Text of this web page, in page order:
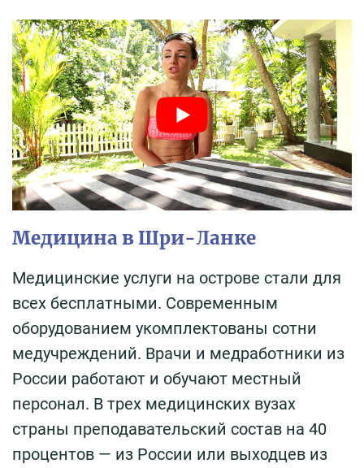
Медицина в Шри-Ланке
Медицинские услуги на острове стали для
всех бесплатными. Современным
оборудованием укомплектованы сотни
медучреждений. Врачи и медработники из
России работают и обучают местный
персонал. В трех медицинских вузах
страны преподавательский состав на 40
процентов — из России или выходцев из